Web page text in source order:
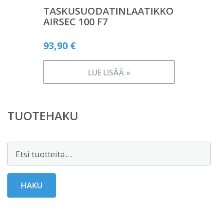
TASKUSUODATINLAATIKKO
AIRSEC 100 F7
93,90 €
LUE LISÄÄ »
TUOTEHAKU
HAKU